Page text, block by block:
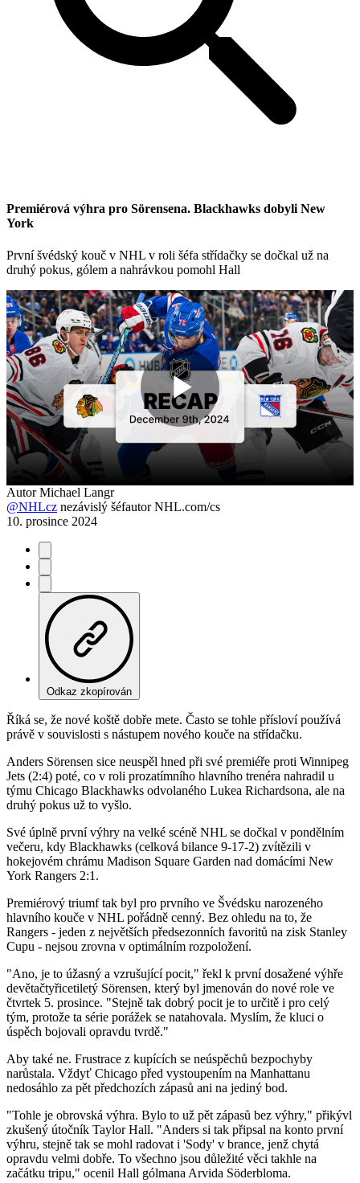
Premiérová výhra pro Sörensena. Blackhawks dobyli New
York
První švédský kouč v NHL v roli šéfa střídačky se dočkal už na
druhý pokus, gólem a nahrávkou pomohl Hall
Play
Video
Autor Michael Langr
@NHLcz nezávislý šéfautor NHL.com/cs
10. prosince 2024
Odkaz zkopírován
Říká se, že nové koště dobře mete. Často se tohle přísloví používá
právě v souvislosti s nástupem nového kouče na střídačku.
Anders Sörensen sice neuspěl hned při své premiéře proti Winnipeg
Jets (2:4) poté, co v roli prozatímního hlavního trenéra nahradil u
týmu Chicago Blackhawks odvolaného Lukea Richardsona, ale na
druhý pokus už to vyšlo.
Své úplně první výhry na velké scéně NHL se dočkal v pondělním
večeru, kdy Blackhawks (celková bilance 9-17-2) zvítězili v
hokejovém chrámu Madison Square Garden nad domácími New
York Rangers 2:1.
Premiérový triumf tak byl pro prvního ve Švédsku narozeného
hlavního kouče v NHL pořádně cenný. Bez ohledu na to, že
Rangers - jeden z největších předsezonních favoritů na zisk Stanley
Cupu - nejsou zrovna v optimálním rozpoložení.
"Ano, je to úžasný a vzrušující pocit," řekl k první dosažené výhře
devětačtyřicetiletý Sörensen, který byl jmenován do nové role ve
čtvrtek 5. prosince. "Stejně tak dobrý pocit je to určitě i pro celý
tým, protože ta série porážek se natahovala. Myslím, že kluci o
úspěch bojovali opravdu tvrdě."
Aby také ne. Frustrace z kupících se neúspěchů bezpochyby
narůstala. Vždyť Chicago před vystoupením na Manhattanu
nedosáhlo za pět předchozích zápasů ani na jediný bod.
"Tohle je obrovská výhra. Bylo to už pět zápasů bez výhry," přikývl
zkušený útočník Taylor Hall. "Anders si tak připsal na konto první
výhru, stejně tak se mohl radovat i 'Sody' v brance, jenž chytá
opravdu velmi dobře. To všechno jsou důležité věci takhle na
začátku tripu," ocenil Hall gólmana Arvida Söderbloma.